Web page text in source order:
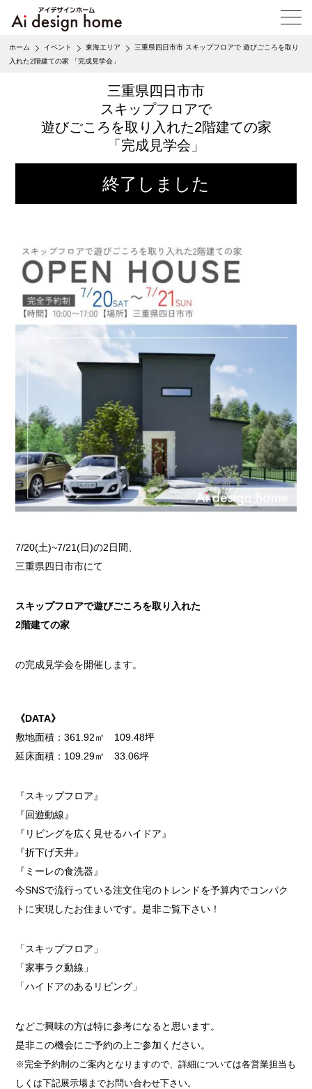
メ
ニ
ー
ホーム イベント 東海エリア
三重県四日市市 スキップフロアで 遊びごころを取り
入れた2階建ての家 「完成見学会」
三重県四日市市
スキップフロアで
遊びごころを取り入れた2階建ての家
「完成見学会」
7/20(土)~7/21(日)の2日間、
三重県四日市市にて
スキップフロアで遊びごころを取り入れた
2階建ての家
の完成見学会を開催します。
《DATA》
敷地面積：361.92㎡ 109.48坪
延床面積：109.29㎡ 33.06坪
『スキップフロア』
『回遊動線』
『リビングを広く見せるハイドア』
『折下げ天井』
『ミーレの食洗器』
今SNSで流行っている注文住宅のトレンドを予算内でコンパク
トに実現したお住まいです。是非ご覧下さい！
「スキップフロア」
「家事ラク動線」
「ハイドアのあるリビング」
などご興味の方は特に参考になると思います。
是非この機会にご予約の上ご参加ください。
※完全予約制のご案内となりますので、詳細については各営業担当も
しくは下記展示場までお問い合わせ下さい。